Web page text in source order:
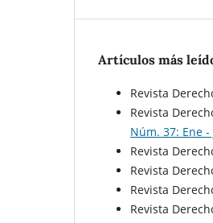
Artículos más
Revista
Revista
Núm. 37: Ene -
Revista
Revista
Revista
Revista